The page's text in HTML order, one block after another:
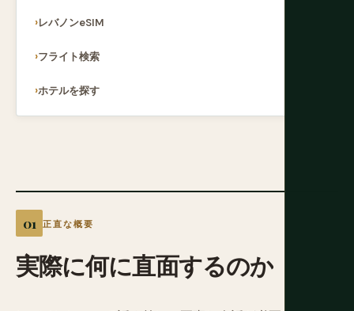
正直な概要
実際に何に直面するのか
レバノンeSIM
フライト検索
ホテルを探す